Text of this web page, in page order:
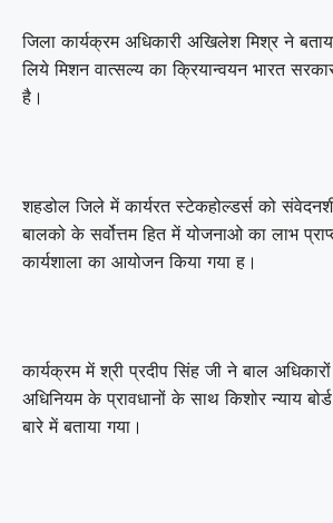
जिला कार्यक्रम अधिकारी अखिलेश मिश्र ने
लिये मिशन वात्सल्य का क्रियान्वयन भारत सरकार
है।
शहडोल जिले में कार्यरत स्टेकहोल्डर्स को
बालको के सर्वोत्तम हित में योजनाओ का लाभ
कार्यशाला का आयोजन किया गया ह।
कार्यक्रम में श्री प्रदीप सिंह जी ने बाल
अधिनियम के प्रावधानों के साथ किशोर न्याय
बारे में बताया गया।